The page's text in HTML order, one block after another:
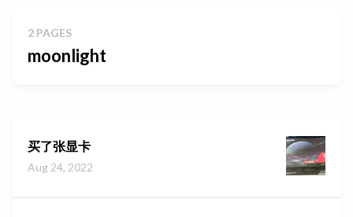
2 PAGES
moonlight
买了张显卡
Aug 24, 2022